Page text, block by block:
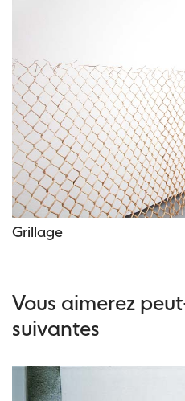
Grillage
Vous aimerez
suivantes